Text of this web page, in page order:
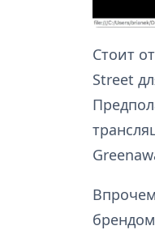
Стоит
Street